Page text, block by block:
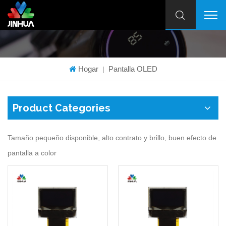
Hogar | Pantalla OLED
Product Categories
Tamaño pequeño disponible, alto contrato y brillo, buen efecto de
pantalla a color